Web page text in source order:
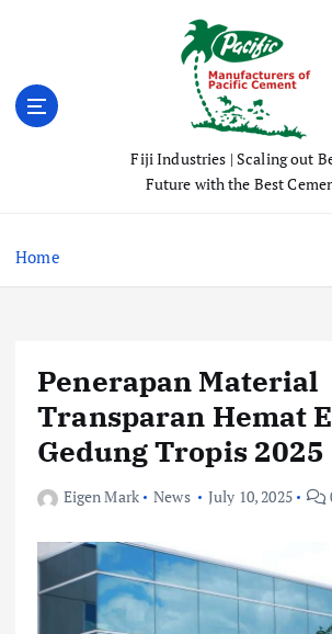
n
Fiji Industries | Scaling out
Future with the Best
Home
Penerapan Material
Transparan Hemat
Gedung Tropis 2025
Eigen Mark News July 10, 2025